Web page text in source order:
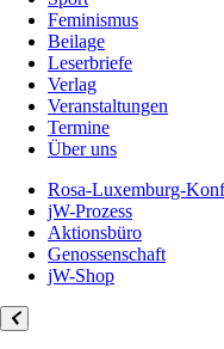
Feminismus
Beilage
Leserbriefe
Verlag
Veranstaltungen
Termine
Über uns
Rosa-Luxemburg-
jW-Prozess
Aktionsbüro
Genossenschaft
jW-Shop